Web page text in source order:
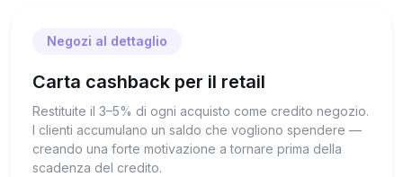
Negozi al dettaglio
Carta cashback per il retail
Restituite il 3–5% di ogni acquisto come credito negozio.
I clienti accumulano un saldo che vogliono spendere —
creando una forte motivazione a tornare prima della
scadenza del credito.